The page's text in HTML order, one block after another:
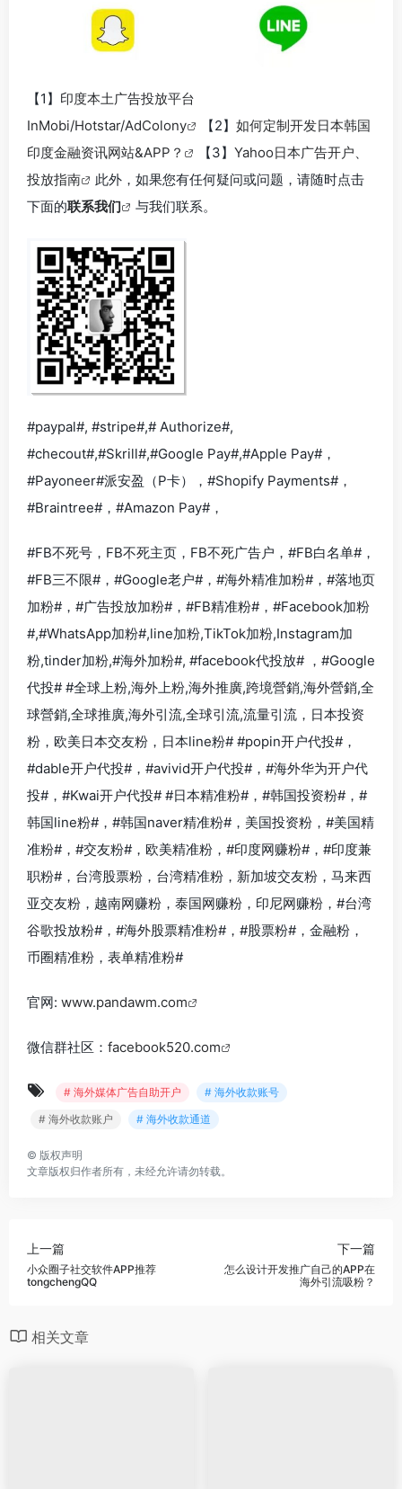
【1】 印度本土广告投放平台
InMobi/Hotstar/AdColony
【2】 如何定制开发日本韩国
印度金融资讯网站&APP？
【3】 Yahoo日本广告开户、
投放指南
此外，如果您有任何疑问或问题，请随时点击
下面的联系我们 与我们联系。
#paypal#, #stripe#,# Authorize#,
#checout#,#Skrill#,#Google Pay#,#Apple Pay#，
#Payoneer#派安盈（P卡），#Shopify Payments#，
#Braintree#，#Amazon Pay#，
#FB不死号，FB不死主页，FB不死广告户，#FB白名单#，
#FB三不限#，#Google老户#，#海外精准加粉#，#落地页
加粉#，#广告投放加粉#，#FB精准粉#，#Facebook加粉
#,#WhatsApp加粉#,line加粉,TikTok加粉,Instagram加
粉,tinder加粉,#海外加粉#, #facebook代投放# ，#Google
代投# #全球上粉,海外上粉,海外推廣,跨境營銷,海外營銷,全
球營銷,全球推廣,海外引流,全球引流,流量引流，日本投资
粉，欧美日本交友粉，日本line粉##popin开户代投#，
#dable开户代投#，#avivid开户代投#，#海外华为开户代
投#，#Kwai开户代投##日本精准粉#，#韩国投资粉#，#
韩国line粉#，#韩国naver精准粉#，美国投资粉，#美国精
准粉#，#交友粉#，欧美精准粉，#印度网赚粉#，#印度兼
职粉#，台湾股票粉，台湾精准粉，新加坡交友粉，马来西
亚交友粉，越南网赚粉，泰国网赚粉，印尼网赚粉，#台湾
谷歌投放粉#，#海外股票精准粉#，#股票粉#，金融粉，
币圈精准粉，表单精准粉#
官网: www.pandawm.com
微信群社区： facebook520.com
# 海外媒体广告自助开户
# 海外收款账号
# 海外收款账户
# 海外收款通道
© 版权声明
文章版权归作者所有，未经允许请勿转载。
上一篇
小众圈子社交软件APP推荐
tongchengQQ
下一篇
怎么设计开发推广自己的APP在
海外引流吸粉？
相关文章